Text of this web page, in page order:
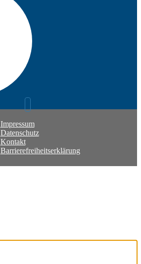
Impressum
Datenschutz
Kontakt
Barrierefreiheitserklärung